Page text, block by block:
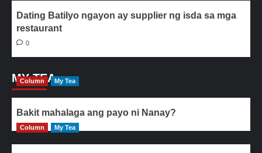
Dating Batilyo ngayon ay supplier ng isda sa mga
restaurant
0
MY TEA
Column My Tea
Bakit mahalaga ang payo ni Nanay?
Column My Tea